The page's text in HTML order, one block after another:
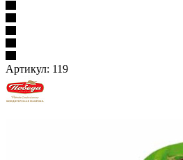
Артикул: 119